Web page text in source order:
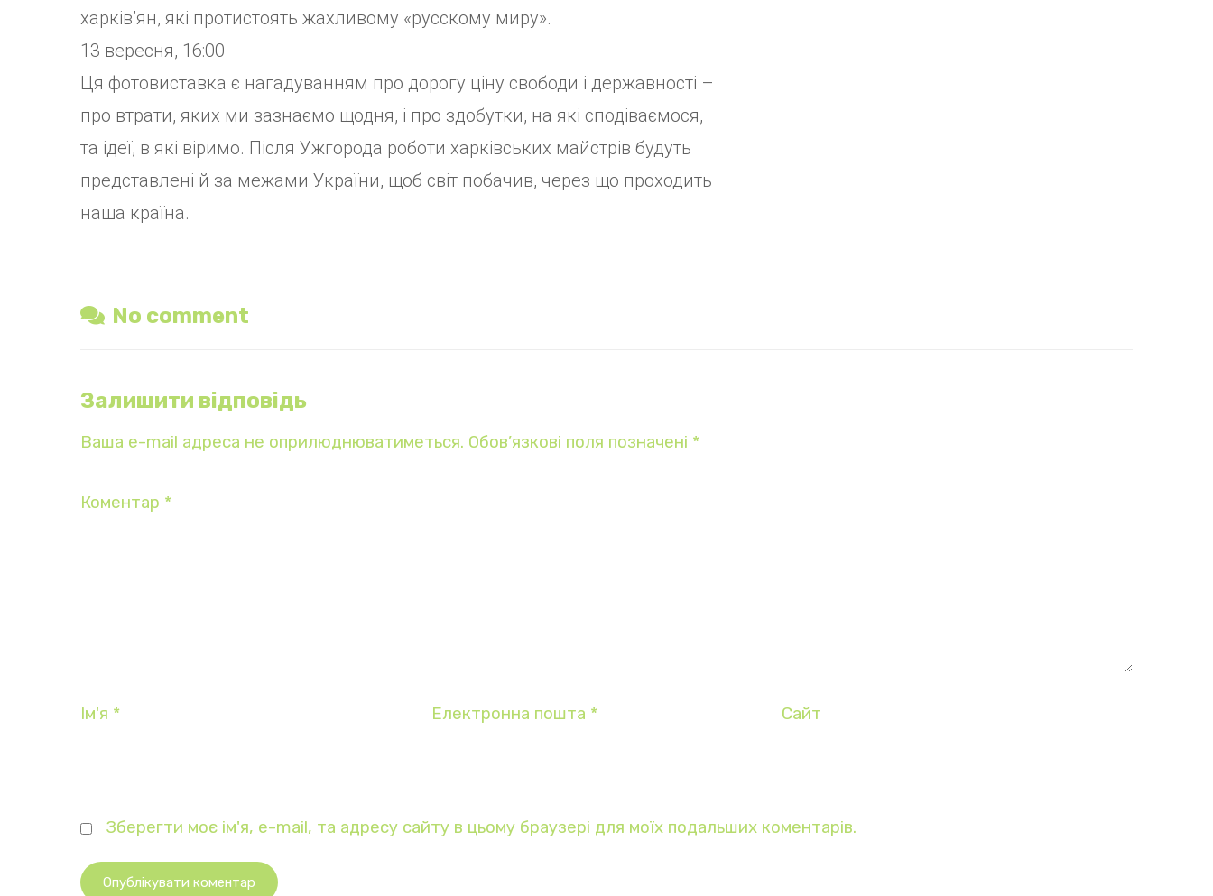
харків’ян, які протистоять жахливому «русскому миру».
13 вересня, 16:00
Ця фотовиставка є нагадуванням про дорогу ціну свободи і державності –
про втрати, яких ми зазнаємо щодня, і про здобутки, на які сподіваємося,
та ідеї, в які віримо. Після Ужгорода роботи харківських майстрів будуть
представлені й за межами України, щоб світ побачив, через що проходить
наша країна.
No comment
Залишити відповідь
Ваша e-mail адреса не оприлюднюватиметься. Обов’язкові поля позначені *
Коментар *
Ім'я * Електронна пошта * Сайт
Зберегти моє ім'я, e-mail, та адресу сайту в цьому браузері для моїх подальших коментарів.
Опублікувати коментар